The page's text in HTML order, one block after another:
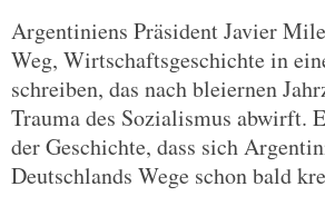
Argentiniens Präsident Javier
Weg, Wirtschaftsgeschichte in
schreiben, das nach bleiernen
Trauma des Sozialismus abwirft.
der Geschichte, dass sich
Deutschlands Wege schon bald